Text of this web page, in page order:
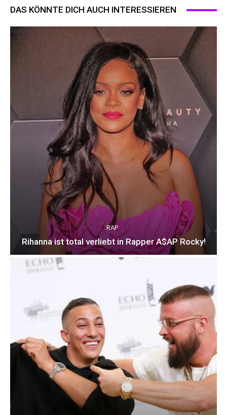
DAS KÖNNTE DICH AUCH INTERESSIEREN
RAP
Rihanna ist total verliebt in Rapper A$AP Rocky!